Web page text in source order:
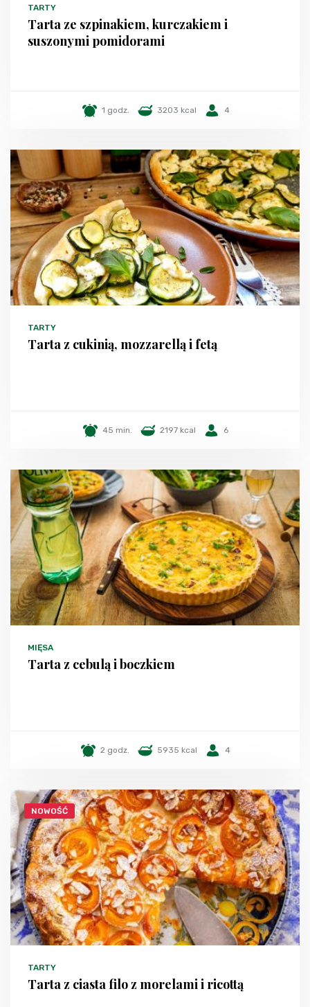
TARTY
Tarta ze szpinakiem, kurczakiem i
suszonymi pomidorami
1 godz. 3203 kcal 4
TARTY
Tarta z cukinią, mozzarellą i fetą
45 min. 2197 kcal 6
MIĘSA
Tarta z cebulą i boczkiem
2 godz. 5935 kcal 4
NOWOŚĆ
TARTY
Tarta z ciasta filo z morelami i ricottą